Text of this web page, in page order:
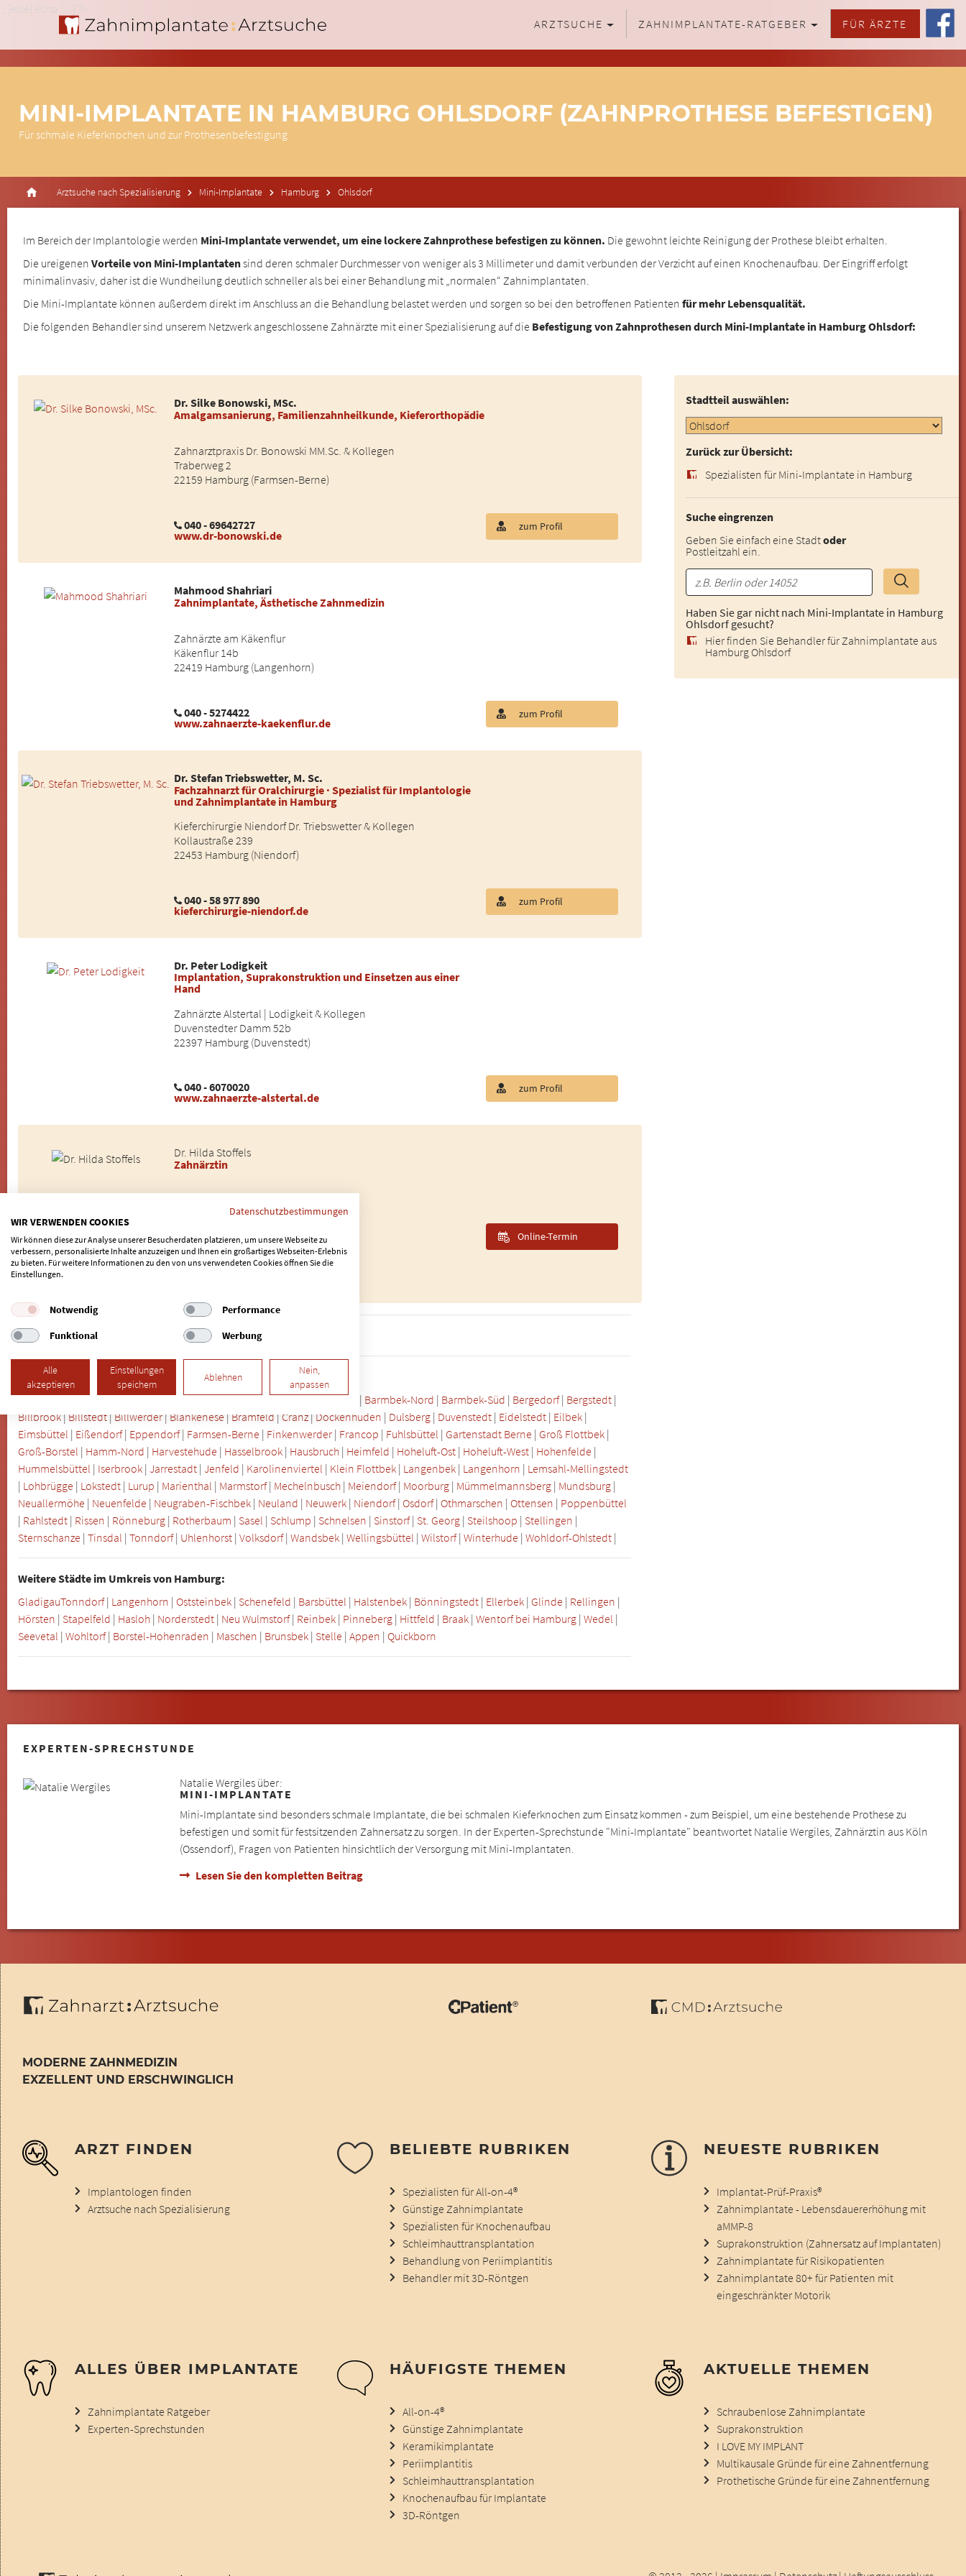
'; }else{ echo '
'; } ?>
ARZTSUCHE
ZAHNIMPLANTATE-RATGEBER FÜR ÄRZTE
MINI-IMPLANTATE IN HAMBURG OHLSDORF (ZAHNPROTHESE BEFESTIGEN)
Für schmale Kieferknochen und zur Prothesenbefestigung
Arztsuche nach Spezialisierung Mini-Implantate Hamburg Ohlsdorf
Im Bereich der Implantologie werden Mini-Implantate verwendet, um eine lockere Zahnprothese befestigen zu können. Die gewohnt leichte Reinigung der Prothese bleibt erhalten.
Die ureigenenVorteile von Mini-Implantatensind deren schmaler Durchmesser von weniger als 3 Millimeter und damit verbunden der Verzicht auf einen Knochenaufbau. Der Eingriff erfolgt
minimalinvasiv, daher ist die Wundheilung deutlich schneller als bei einer Behandlung mit „normalen“ Zahnimplantaten.
Die Mini-Implantate können außerdem direkt im Anschluss an die Behandlung belastet werden und sorgen so bei den betroffenen Patientenfür mehr Lebensqualität.
Die folgenden Behandler sind unserem Netzwerk angeschlossene Zahnärzte mit einer Spezialisierung auf die Befestigung von Zahnprothesen durch Mini-Implantate in Hamburg Ohlsdorf:
Stadtteil auswählen:
Zurück zur Übersicht:
Spezialisten für Mini-Implantate in Hamburg
Suche eingrenzen
Geben Sie einfach eine Stadtoder
Postleitzahl ein.
Haben Sie gar nicht nach Mini-Implantate in Hamburg
Ohlsdorf gesucht?
Hier finden Sie Behandler für Zahnimplantate aus
Hamburg Ohlsdorf
Dr. Silke Bonowski, MSc.
Amalgamsanierung, Familienzahnheilkunde, Kieferorthopädie
Zahnarztpraxis Dr. Bonowski MM.Sc. & Kollegen
Traberweg 2
22159 Hamburg (Farmsen-Berne)
040 - 69642727
www.dr-bonowski.de
zum Profil
Mahmood Shahriari
Zahnimplantate, Ästhetische Zahnmedizin
Zahnärzte am Käkenflur
Käkenflur 14b
22419 Hamburg (Langenhorn)
040 - 5274422
www.zahnaerzte-kaekenflur.de
zum Profil
Dr. Stefan Triebswetter, M. Sc.
Fachzahnarzt für Oralchirurgie · Spezialist für Implantologie
und Zahnimplantate in Hamburg
Kieferchirurgie Niendorf Dr. Triebswetter & Kollegen
Kollaustraße 239
22453 Hamburg (Niendorf)
040 - 58 977 890
kieferchirurgie-niendorf.de
zum Profil
Dr. Peter Lodigkeit
Implantation, Suprakonstruktion und Einsetzen aus einer
Hand
Zahnärzte Alstertal | Lodigkeit & Kollegen
Duvenstedter Damm 52b
22397 Hamburg (Duvenstedt)
040 - 6070020
www.zahnaerzte-alstertal.de
zum Profil
Dr. Hilda Stoffels
Zahnärztin
Hudtwalckerstraße 11
Online-Termin
5 Spezialisten für Mini-Implantate in Hamburg Ohlsdorf gefunden
Weitere Stadtteile in Hamburg:
Allermöhe|Alsterdorf|Altona|Altona Altstadt|Altona-Nord|Bahrenfeld | Barmbek-Nord | Barmbek-Süd | Bergedorf| Bergstedt |
Billbrook | Billstedt | Billwerder| Blankenese | Bramfeld |Cranz | Dockenhuden | Dulsberg | Duvenstedt | Eidelstedt | Eilbek |
Eimsbüttel | Eißendorf| Eppendorf| Farmsen-Berne | Finkenwerder | Francop | Fuhlsbüttel | Gartenstadt Berne | Groß Flottbek |
Groß-Borstel | Hamm-Nord | Harvestehude | Hasselbrook | Hausbruch | Heimfeld | Hoheluft-Ost | Hoheluft-West | Hohenfelde |
Hummelsbüttel | Iserbrook |Jarrestadt |Jenfeld | Karolinenviertel | Klein Flottbek | Langenbek | Langenhorn | Lemsahl-Mellingstedt
| Lohbrügge | Lokstedt | Lurup | Marienthal | Marmstorf| Mechelnbusch | Meiendorf| Moorburg | Mümmelmannsberg | Mundsburg |
Neuallermöhe | Neuenfelde | Neugraben-Fischbek | Neuland | Neuwerk | Niendorf| Osdorf| Othmarschen | Ottensen | Poppenbüttel
| Rahlstedt | Rissen | Rönneburg | Rotherbaum | Sasel | Schlump | Schnelsen | Sinstorf| St. Georg | Steilshoop | Stellingen |
Sternschanze |Tinsdal |Tonndorf| Uhlenhorst |Volksdorf|Wandsbek |Wellingsbüttel |Wilstorf|Winterhude |Wohldorf-Ohlstedt |
Weitere Städte im Umkreis von Hamburg:
GladigauTonndorf| Langenhorn | Oststeinbek | Schenefeld | Barsbüttel | Halstenbek | Bönningstedt | Ellerbek | Glinde | Rellingen |
Hörsten | Stapelfeld | Hasloh | Norderstedt | Neu Wulmstorf| Reinbek | Pinneberg | Hittfeld | Braak |Wentorf bei Hamburg |Wedel |
Seevetal |Wohltorf| Borstel-Hohenraden | Maschen | Brunsbek | Stelle |Appen | Quickborn
EXPERTEN-SPRECHSTUNDE
Natalie Wergiles über:
MINI-IMPLANTATE
Mini-Implantate sind besonders schmale Implantate, die bei schmalen Kieferknochen zum Einsatz kommen - zum Beispiel, um eine bestehende Prothese zu
befestigen und somit für festsitzenden Zahnersatz zu sorgen. In der Experten-Sprechstunde "Mini-Implantate" beantwortet Natalie Wergiles, Zahnärztin aus Köln
(Ossendorf), Fragen von Patienten hinsichtlich der Versorgung mit Mini-Implantaten.
Lesen Sie den kompletten Beitrag
MODERNE ZAHNMEDIZIN
EXZELLENT UND ERSCHWINGLICH
ARZT FINDEN
Implantologen finden
Arztsuche nach Spezialisierung
BELIEBTE RUBRIKEN
Spezialisten für All-on-4®
Günstige Zahnimplantate
Spezialisten für Knochenaufbau
Schleimhauttransplantation
Behandlung von Periimplantitis
Behandler mit 3D-Röntgen
NEUESTE RUBRIKEN
Implantat-Prüf-Praxis®
Zahnimplantate - Lebensdauererhöhung mit
aMMP-8
Suprakonstruktion (Zahnersatz auf Implantaten)
Zahnimplantate für Risikopatienten
Zahnimplantate 80+ für Patienten mit
eingeschränkter Motorik
ALLES ÜBER IMPLANTATE
Zahnimplantate Ratgeber
Experten-Sprechstunden
HÄUFIGSTE THEMEN
All-on-4®
Günstige Zahnimplantate
Keramikimplantate
Periimplantitis
Schleimhauttransplantation
Knochenaufbau für Implantate
3D-Röntgen
AKTUELLE THEMEN
Schraubenlose Zahnimplantate
Suprakonstruktion
I LOVE MY IMPLANT
Multikausale Gründe für eine Zahnentfernung
Prothetische Gründe für eine Zahnentfernung
Datenschutzbestimmungen
WIR VERWENDEN COOKIES
Wir können diese zur Analyse unserer Besucherdaten platzieren, um unsere Webseite zu
verbessern, personalisierte Inhalte anzuzeigen und Ihnen ein großartiges Webseiten-Erlebnis
zu bieten. Für weitere Informationen zu den von uns verwendeten Cookies öffnen Sie die
Einstellungen.
Notwendig
Performance
Funktional
Werbung
Alle
akzeptieren
Einstellungen
speichern
Ablehnen
Nein,
anpassen